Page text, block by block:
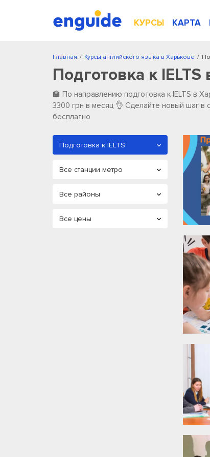
КУРСЫ КАРТА
/
Главная /
Курсы английского языка в Харькове
Подготовка к
🏫 По направлению подготовка к IELTS в
3300 грн в месяц 👌 Сделайте новый шаг в
бесплатно